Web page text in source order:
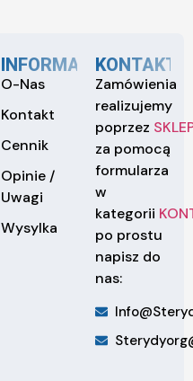
INFORMACJE
O-Nas
Kontakt
Cennik
Opinie /
Uwagi
Wysylka
KONTAKT
Zamówienia
realizujemy
poprzez
za pomocą
formularza
w
kategorii
po prostu
napisz do
nas: